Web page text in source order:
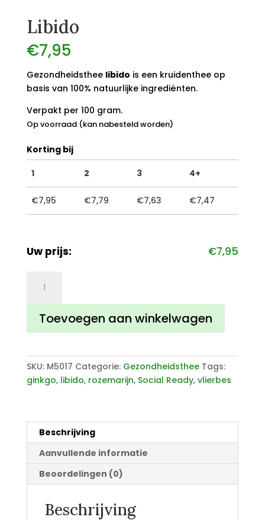
Libido
€7,95
Gezondheidsthee libido is een kruidenthee op
basis van 100% natuurlijke ingrediënten.
Verpakt per 100 gram.
Op voorraad (kan nabesteld worden)
Korting bij
1
2 3 4+
€7,95 €7,79 €7,63 €7,47
Uw prijs: €7,95
aantal
Toevoegen aan winkelwagen
SKU: M5017 Categorie: Gezondheidsthee Tags:
ginkgo, libido, rozemarijn, Social Ready, vlierbes
Beschrijving
Aanvullende informatie
Beoordelingen (0)
Beschrijving